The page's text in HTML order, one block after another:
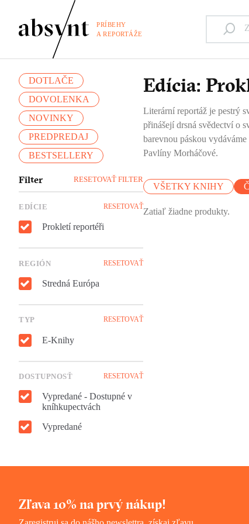
PRÍBEHY
A REPORTÁŽE
DOTLAČE
DOVOLENKA
NOVINKY
PREDPREDAJ
BESTSELLERY
Filter RESETOVAŤ FILTER
EDÍCIE RESETOVAŤ
Prokletí reportéři
REGIÓN RESETOVAŤ
Stredná Európa
TYP RESETOVAŤ
E-Knihy
DOSTUPNOSŤ RESETOVAŤ
Vypredané - Dostupné v
kníhkupectvách
Vypredané
Edícia:
Literární reportáž je pestrý
přinášejí drsná svědectví o
barevnou páskou
Pavlíny Morháčové.
VŠETKY KNIHY
Zatiaľ žiadne produkty.
Zľava 10% na prvý nákup!